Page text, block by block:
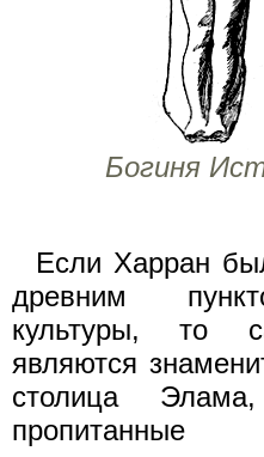
Богиня
Если Харран
древним
культуры, то
являются
столица